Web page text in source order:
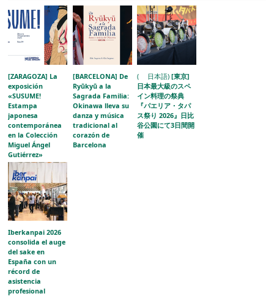
[ZARAGOZA] La
exposición
«SUSUME!
Estampa
japonesa
contemporánea
en la Colección
Miguel Ángel
Gutiérrez»
acerca la
evolución del
grabado japonés
al público
aragonés
[BARCELONA] De
Ryūkyū a la
Sagrada Familia:
Okinawa lleva su
danza y música
tradicional al
corazón de
Barcelona
( 日本語)[東京]
日本最大級のスペ
イン料理の祭典
『パエリア・タパ
ス祭り 2026』日比
谷公園にて3日間開
催
Iberkanpai 2026
consolida el auge
del sake en
España con un
récord de
asistencia
profesional